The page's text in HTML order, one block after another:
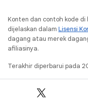
Konten dan contoh kode
dijelaskan dalam Lisensi
dagang atau merek
afiliasinya.
Terakhir diperbarui pada